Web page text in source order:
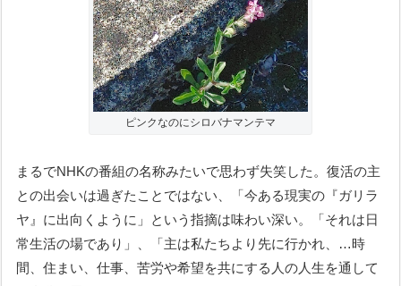
ピンクなのにシロバナマンテマ
まるでNHKの番組の名称みたいで思わず失笑した。復活の主
との出会いは過ぎたことではない、「今ある現実の『ガリラ
ヤ』に出向くように」という指摘は味わい深い。「それは日
常生活の場であり」、「主は私たちより先に行かれ、…時
間、住まい、仕事、苦労や希望を共にする人の人生を通して